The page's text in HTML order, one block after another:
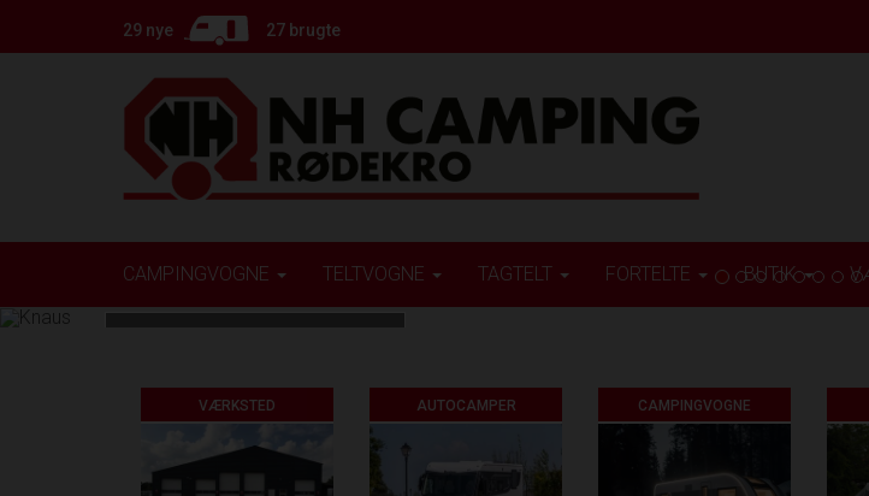
29 nye 27 brugte
CAMPINGVOGNE TELTVOGNE TAGTELT FORTELTE BUTIK
Flotte Knaus
campingvogne. Kom ud
og se dette kvalitets
VÆRKSTED AUTOCAMPER CAMPINGVOGNE